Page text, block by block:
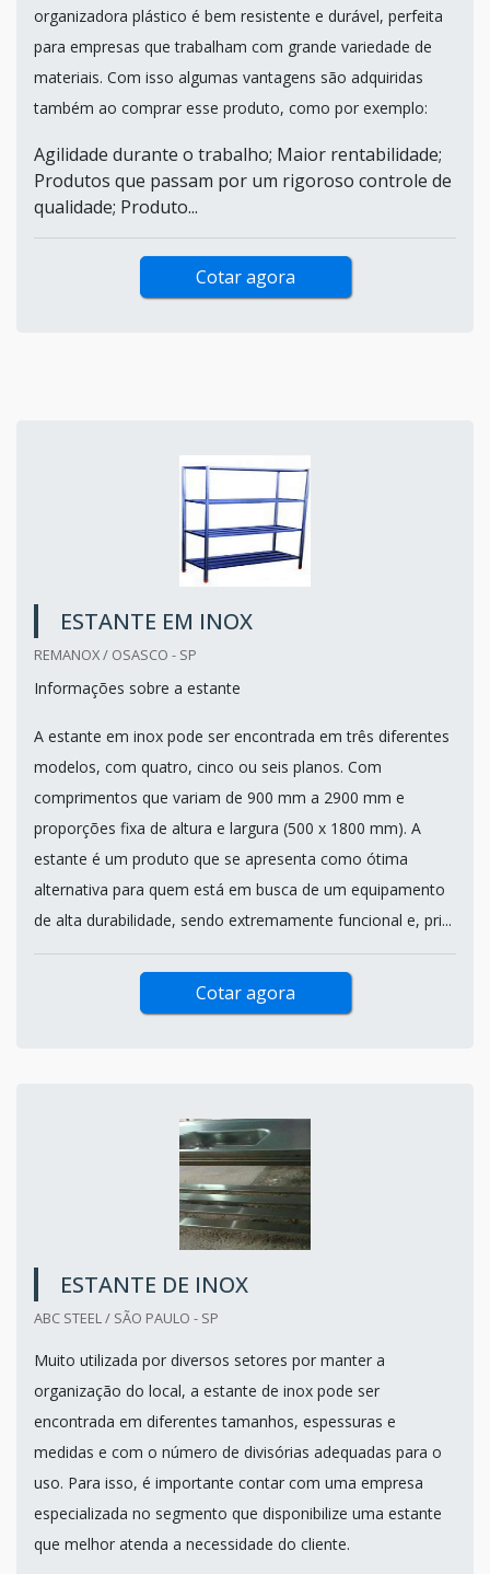
organizadora plástico é bem resistente e durável, perfeita
para empresas que trabalham com grande variedade de
materiais. Com isso algumas vantagens são adquiridas
também ao comprar esse produto, como por exemplo:
Agilidade durante o trabalho; Maior rentabilidade;
Produtos que passam por um rigoroso controle de
qualidade; Produto...
Cotar agora
ESTANTE EM INOX
REMANOX / OSASCO - SP
Informações sobre a estante
A estante em inox pode ser encontrada em três diferentes
modelos, com quatro, cinco ou seis planos. Com
comprimentos que variam de 900 mm a 2900 mm e
proporções fixa de altura e largura (500 x 1800 mm). A
estante é um produto que se apresenta como ótima
alternativa para quem está em busca de um equipamento
de alta durabilidade, sendo extremamente funcional e, pri...
Cotar agora
ESTANTE DE INOX
ABC STEEL / SÃO PAULO - SP
Muito utilizada por diversos setores por manter a
organização do local, a estante de inox pode ser
encontrada em diferentes tamanhos, espessuras e
medidas e com o número de divisórias adequadas para o
uso. Para isso, é importante contar com uma empresa
especializada no segmento que disponibilize uma estante
que melhor atenda a necessidade do cliente.